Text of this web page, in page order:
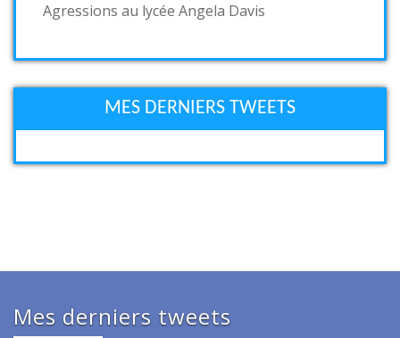
Agressions au lycée Angela Davis
MES DERNIERS TWEETS
Mes derniers tweets